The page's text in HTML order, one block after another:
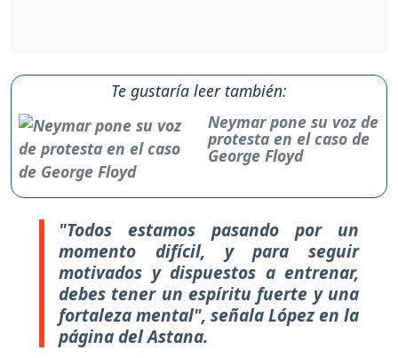
Te gustaría leer también:
Neymar pone su voz de
protesta en el caso de
George Floyd
"Todos estamos pasando por un
momento difícil, y para seguir
motivados y dispuestos a entrenar,
debes tener un espíritu fuerte y una
fortaleza mental", señala López en la
página del Astana.